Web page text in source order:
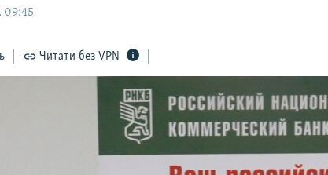
09:45
Читати без VPN